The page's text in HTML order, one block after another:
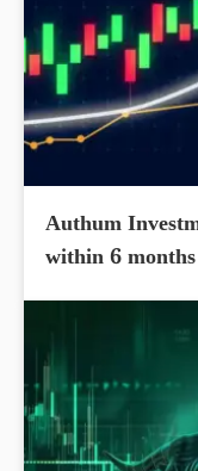
Authum
within 6 months